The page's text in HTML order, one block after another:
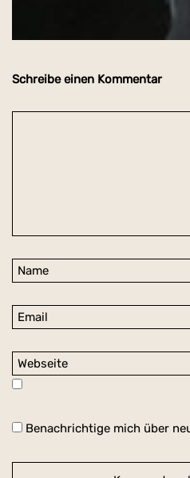
Schreibe einen Kommentar
Benachrichtige mich über